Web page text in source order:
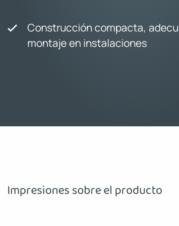
Construcción compacta,
montaje en instalaciones
Impresiones sobre el producto